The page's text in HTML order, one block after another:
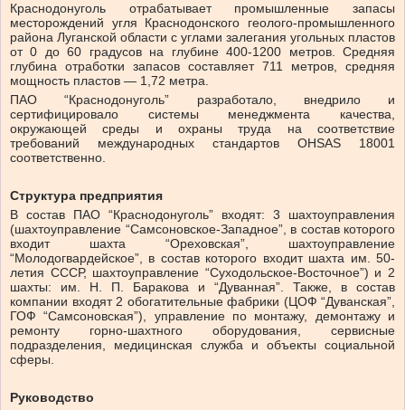
Краснодонуголь отрабатывает промышленные запасы
месторождений угля Краснодонского геолого-промышленного
района Луганской области с углами залегания угольных пластов
от 0 до 60 градусов на глубине 400-1200 метров. Средняя
глубина отработки запасов составляет 711 метров, средняя
мощность пластов — 1,72 метра.
ПАО “Краснодонуголь” разработало, внедрило и
сертифицировало системы менеджмента качества,
окружающей среды и охраны труда на соответствие
требований международных стандартов OHSAS 18001
соответственно.
Структура предприятия
В состав ПАО “Краснодонуголь” входят: 3 шахтоуправления
(шахтоуправление “Самсоновское-Западное”, в состав которого
входит шахта “Ореховская”, шахтоуправление
“Молодогвардейское”, в состав которого входит шахта им. 50-
летия СССР, шахтоуправление “Суходольское-Восточное”) и 2
шахты: им. Н. П. Баракова и “Дуванная”. Также, в состав
компании входят 2 обогатительные фабрики (ЦОФ “Дуванская”,
ГОФ “Самсоновская”), управление по монтажу, демонтажу и
ремонту горно-шахтного оборудования, сервисные
подразделения, медицинская служба и объекты социальной
сферы.
Руководство